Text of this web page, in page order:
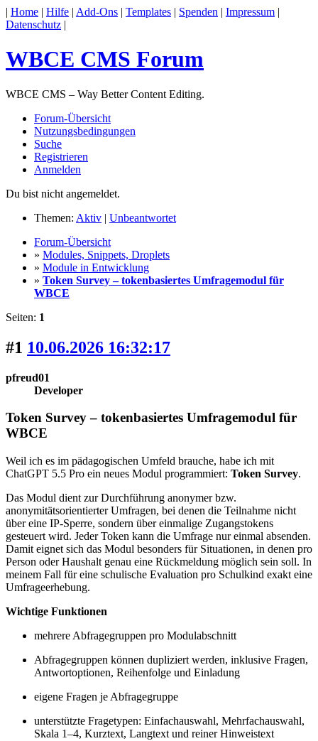
| Home | Hilfe | Add-Ons | Templates | Spenden | Impressum |
Datenschutz |
WBCE CMS Forum
WBCE CMS – Way Better Content Editing.
Forum-Übersicht
Nutzungsbedingungen
Suche
Registrieren
Anmelden
Du bist nicht angemeldet.
Themen: Aktiv | Unbeantwortet
Forum-Übersicht
» Modules, Snippets, Droplets
» Module in Entwicklung
» Token Survey – tokenbasiertes Umfragemodul für
WBCE
Seiten: 1
#1 10.06.2026 16:32:17
pfreud01
Developer
Token Survey – tokenbasiertes Umfragemodul für
WBCE
Weil ich es im pädagogischen Umfeld brauche, habe ich mit
ChatGPT 5.5 Pro ein neues Modul programmiert: Token Survey.
Das Modul dient zur Durchführung anonymer bzw.
anonymitätsorientierter Umfragen, bei denen die Teilnahme nicht
über eine IP-Sperre, sondern über einmalige Zugangstokens
gesteuert wird. Jeder Token kann die Umfrage nur einmal absenden.
Damit eignet sich das Modul besonders für Situationen, in denen pro
Person oder Haushalt genau eine Rückmeldung möglich sein soll. In
meinem Fall für eine schulische Evaluation pro Schulkind exakt eine
Umfrageerhebung.
Wichtige Funktionen
mehrere Abfragegruppen pro Modulabschnitt
Abfragegruppen können dupliziert werden, inklusive Fragen,
Antwortoptionen, Reihenfolge und Einladung
eigene Fragen je Abfragegruppe
unterstützte Fragetypen: Einfachauswahl, Mehrfachauswahl,
Skala 1–4, Kurztext, Langtext und reiner Hinweistext